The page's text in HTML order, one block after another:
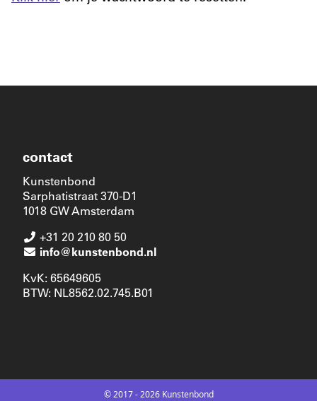
contact
Kunstenbond
Sarphatistraat 370-D1
1018 GW Amsterdam
+31 20 210 80 50
info@kunstenbond.nl
KvK: 65649605
BTW: NL8562.02.745.B01
© 2017 - 2026 Kunstenbond